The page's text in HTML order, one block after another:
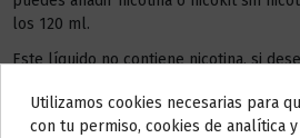
los 120 ml.
Este líquido no contiene nicotina, si
nicotina/ml.
Utilizamos cookies necesarias para
con tu permiso, cookies de analítica